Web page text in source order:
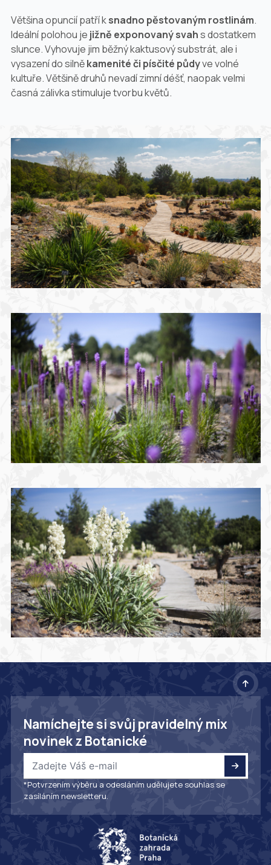
Většina opuncií patří ksnadno pěstovaným rostlinám.
Ideální polohou je jižně exponovaný svahs dostatkem
slunce. Vyhovuje jim běžný kaktusový substrát, ale i
vysazení do silněkamenité či písčité půdyve volné
kultuře. Většině druhů nevadí zimní déšť, naopak velmi
časná zálivka stimuluje tvorbu květů.
Namíchejte si svůj pravidelný mix
novinek z Botanické
*Potvrzením výběru a odesláním udělujete souhlas se
zasíláním newsletteru.